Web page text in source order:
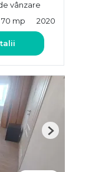
vânzare
70 mp 2020
Next